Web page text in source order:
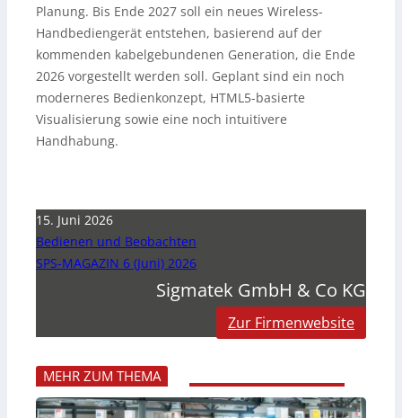
Planung. Bis Ende 2027 soll ein neues Wireless-
Handbediengerät entstehen, basierend auf der
kommenden kabelgebundenen Generation, die Ende
2026 vorgestellt werden soll. Geplant sind ein noch
moderneres Bedienkonzept, HTML5-basierte
Visualisierung sowie eine noch intuitivere
Handhabung.
15. Juni 2026
Bedienen und Beobachten
SPS-MAGAZIN 6 (Juni) 2026
Sigmatek GmbH & Co KG
Zur Firmenwebsite
MEHR ZUM THEMA